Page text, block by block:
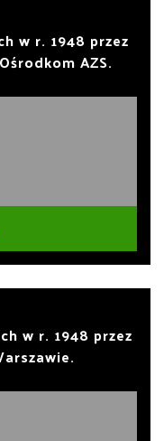
w r. 1948 przez
AZS.
w r. 1948 przez